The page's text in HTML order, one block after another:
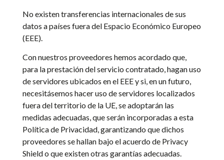
No existen transferencias internacionales de sus
datos a países fuera del Espacio Económico Europeo
(EEE).
Con nuestros proveedores hemos acordado que,
para la prestación del servicio contratado, hagan uso
de servidores ubicados en el EEE y si, en un futuro,
necesitásemos hacer uso de servidores localizados
fuera del territorio de la UE, se adoptarán las
medidas adecuadas, que serán incorporadas a esta
Política de Privacidad, garantizando que dichos
proveedores se hallan bajo el acuerdo de Privacy
Shield o que existen otras garantías adecuadas.